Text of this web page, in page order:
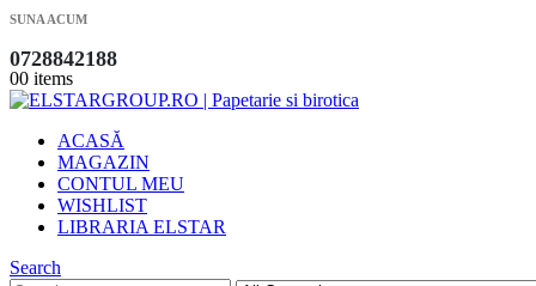
SUNA ACUM
0728842188
00 items
ACASĂ
MAGAZIN
CONTUL MEU
WISHLIST
LIBRARIA ELSTAR
Search